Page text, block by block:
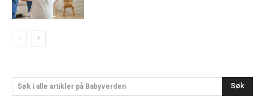
Søk i alle artikler på Babyverden Søk